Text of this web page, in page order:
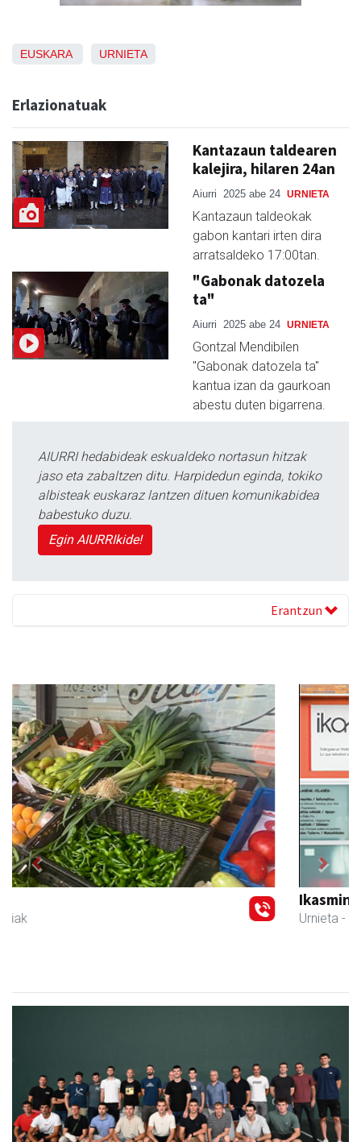
EUSKARA URNIETA
Erlazionatuak
Kantazaun taldearen
kalejira, hilaren 24an
Aiurri 2025 abe 24 URNIETA
Kantazaun taldeokak
gabon kantari irten dira
arratsaldeko 17:00tan.
"Gabonak datozela
ta"
Aiurri 2025 abe 24 URNIETA
Gontzal Mendibilen
"Gabonak datozela ta"
kantua izan da gaurkoan
abestu duten bigarrena.
AIURRI hedabideak eskualdeko nortasun hitzak
jaso eta zabaltzen ditu. Harpidedun eginda, tokiko
albisteak euskaraz lantzen dituen komunikabidea
babestuko duzu.
Egin AIURRIkide!
Erantzun
Urnieta
Previous Next